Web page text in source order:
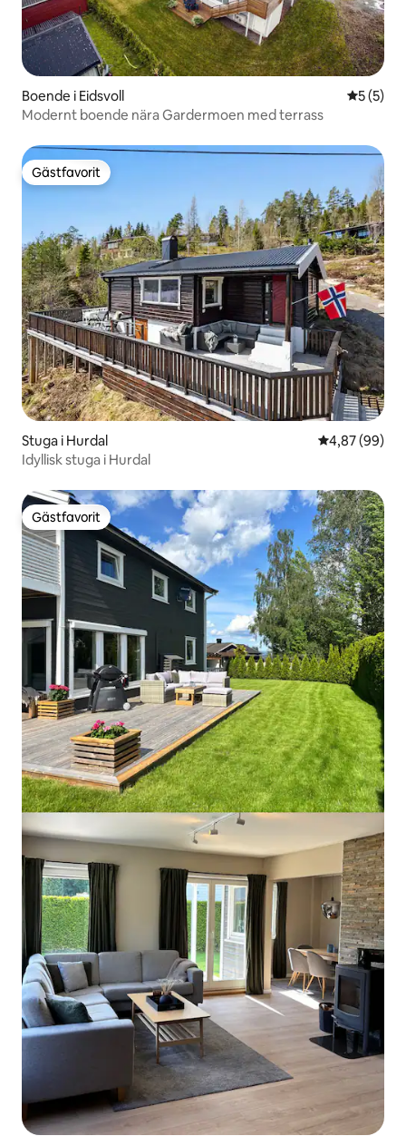
Boende i Eidsvoll 5 av 5 i
5 (5)
Modernt boende nära Gardermoen med terrass
Gästfavorit
Gästfavorit
Stuga i Hurdal 4,87 av 5 i
4,87 (99)
Idyllisk stuga i Hurdal
Gästfavorit
Gästfavorit